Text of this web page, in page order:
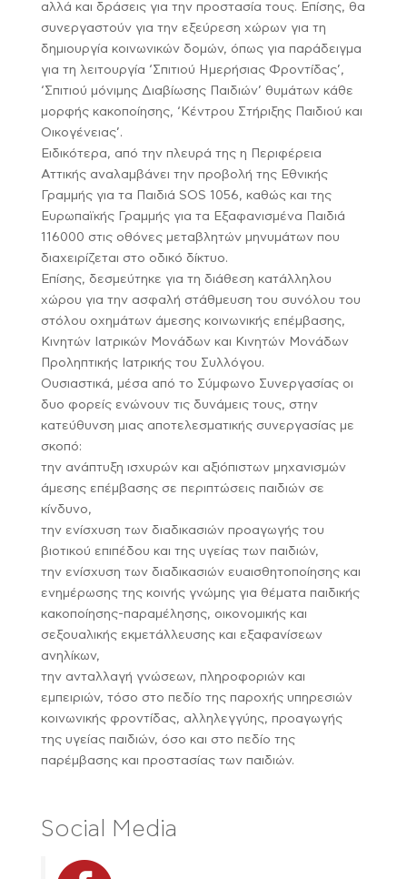
αλλά και δράσεις για την προστασία τους. Επίσης, θα
συνεργαστούν για την εξεύρεση χώρων για τη
δημιουργία κοινωνικών δομών, όπως για παράδειγμα
για τη λειτουργία ‘Σπιτιού Ημερήσιας Φροντίδας’,
‘Σπιτιού μόνιμης Διαβίωσης Παιδιών’ θυμάτων κάθε
μορφής κακοποίησης, ‘Κέντρου Στήριξης Παιδιού και
Οικογένειας’.
Ειδικότερα, από την πλευρά της η Περιφέρεια
Αττικής αναλαμβάνει την προβολή της Εθνικής
Γραμμής για τα Παιδιά SOS 1056, καθώς και της
Ευρωπαϊκής Γραμμής για τα Εξαφανισμένα Παιδιά
116000 στις οθόνες μεταβλητών μηνυμάτων που
διαχειρίζεται στο οδικό δίκτυο.
Επίσης, δεσμεύτηκε για τη διάθεση κατάλληλου
χώρου για την ασφαλή στάθμευση του συνόλου του
στόλου οχημάτων άμεσης κοινωνικής επέμβασης,
Κινητών Ιατρικών Μονάδων και Κινητών Μονάδων
Προληπτικής Ιατρικής του Συλλόγου.
Ουσιαστικά, μέσα από το Σύμφωνο Συνεργασίας οι
δυο φορείς ενώνουν τις δυνάμεις τους, στην
κατεύθυνση μιας αποτελεσματικής συνεργασίας με
σκοπό:
την ανάπτυξη ισχυρών και αξιόπιστων μηχανισμών
άμεσης επέμβασης σε περιπτώσεις παιδιών σε
κίνδυνο,
την ενίσχυση των διαδικασιών προαγωγής του
βιοτικού επιπέδου και της υγείας των παιδιών,
την ενίσχυση των διαδικασιών ευαισθητοποίησης και
ενημέρωσης της κοινής γνώμης για θέματα παιδικής
κακοποίησης-παραμέλησης, οικονομικής και
σεξουαλικής εκμετάλλευσης και εξαφανίσεων
ανηλίκων,
την ανταλλαγή γνώσεων, πληροφοριών και
εμπειριών, τόσο στο πεδίο της παροχής υπηρεσιών
κοινωνικής φροντίδας, αλληλεγγύης, προαγωγής
της υγείας παιδιών, όσο και στο πεδίο της
παρέμβασης και προστασίας των παιδιών.
Social Media